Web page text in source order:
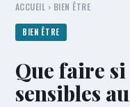
ACCUEIL › BIEN ÊTRE
BIEN ÊTRE
Que faire
sensibles